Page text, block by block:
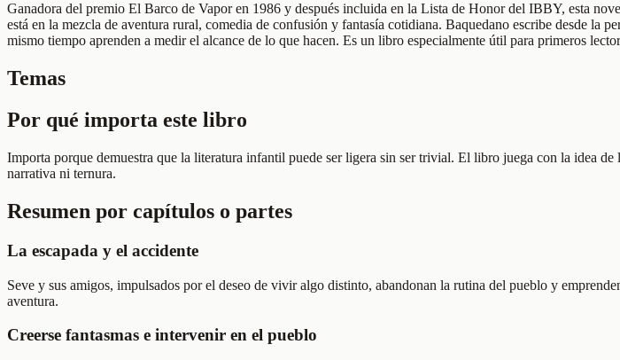
Ganadora del premio El Barco de Vapor en 1986 y después incluida en la Lista de Honor del IBBY, esta
está en la mezcla de aventura rural, comedia de confusión y fantasía cotidiana. Baquedano escribe desde la
mismo tiempo aprenden a medir el alcance de lo que hacen. Es un libro especialmente útil para primeros
Temas
Por qué importa este libro
Importa porque demuestra que la literatura infantil puede ser ligera sin ser trivial. El libro juega con la idea
narrativa ni ternura.
Resumen por capítulos o partes
La escapada y el accidente
Seve y sus amigos, impulsados por el deseo de vivir algo distinto, abandonan la rutina del pueblo y
aventura.
Creerse fantasmas e intervenir en el pueblo